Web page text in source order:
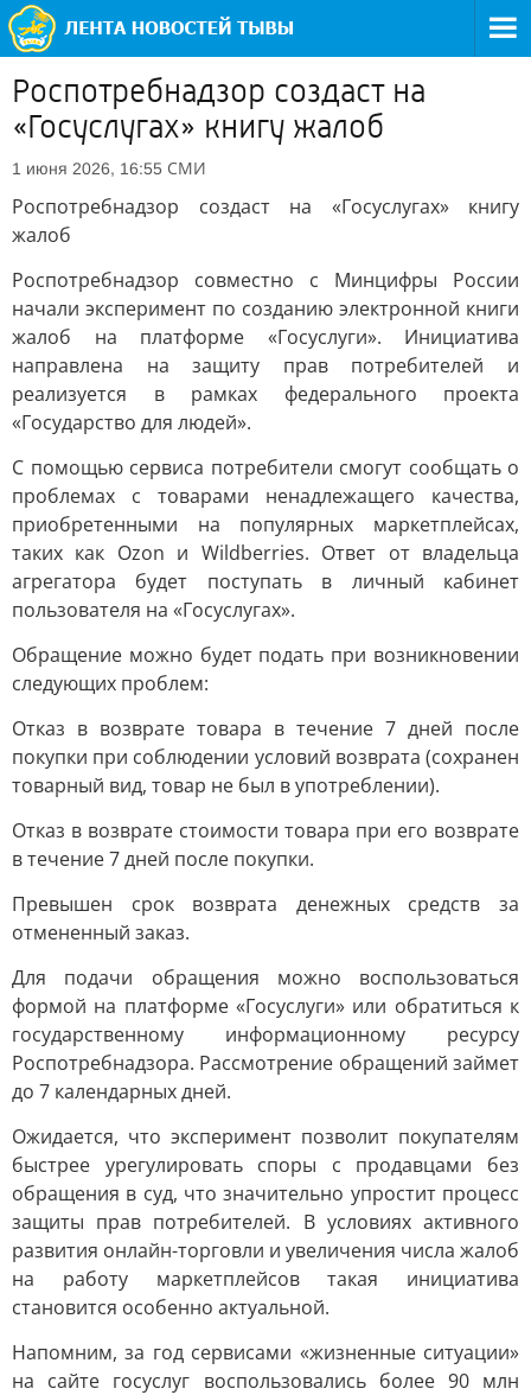
Роспотребнадзор создаст на
«Госуслугах» книгу жалоб
1 июня 2026, 16:55 СМИ
Роспотребнадзор создаст на «Госуслугах» книгу
жалоб
Роспотребнадзор совместно с Минцифры России
начали эксперимент по созданию электронной книги
жалоб на платформе «Госуслуги». Инициатива
направлена на защиту прав потребителей и
реализуется в рамках федерального проекта
«Государство для людей».
С помощью сервиса потребители смогут сообщать о
проблемах с товарами ненадлежащего качества,
приобретенными на популярных маркетплейсах,
таких как Ozon и Wildberries. Ответ от владельца
агрегатора будет поступать в личный кабинет
пользователя на «Госуслугах».
Обращение можно будет подать при возникновении
следующих проблем:
Отказ в возврате товара в течение 7 дней после
покупки при соблюдении условий возврата (сохранен
товарный вид, товар не был в употреблении).
Отказ в возврате стоимости товара при его возврате
в течение 7 дней после покупки.
Превышен срок возврата денежных средств за
отмененный заказ.
Для подачи обращения можно воспользоваться
формой на платформе «Госуслуги» или обратиться к
государственному информационному ресурсу
Роспотребнадзора. Рассмотрение обращений займет
до 7 календарных дней.
Ожидается, что эксперимент позволит покупателям
быстрее урегулировать споры с продавцами без
обращения в суд, что значительно упростит процесс
защиты прав потребителей. В условиях активного
развития онлайн-торговли и увеличения числа жалоб
на работу маркетплейсов такая инициатива
становится особенно актуальной.
Напомним, за год сервисами «жизненные ситуации»
на сайте госуслуг воспользовались более 90 млн